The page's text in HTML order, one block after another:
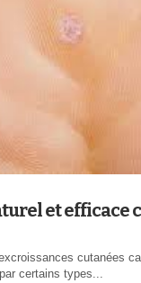
et efficace
cutanées
certains types...